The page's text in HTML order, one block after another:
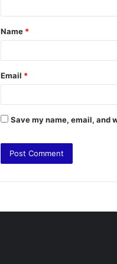
t
*
Name *
Email *
Save my name, email, and